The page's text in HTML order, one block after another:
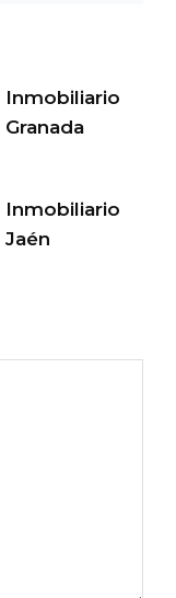
Inmobiliario
Inmobiliario